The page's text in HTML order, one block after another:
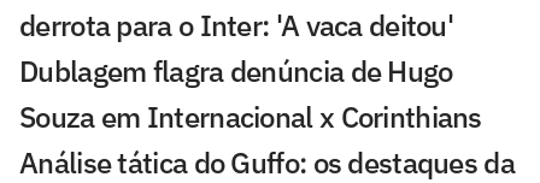
derrota para o Inter: 'A vaca deitou'
Dublagem flagra denúncia de Hugo
Souza em Internacional x Corinthians
Análise tática do Guffo: os destaques da